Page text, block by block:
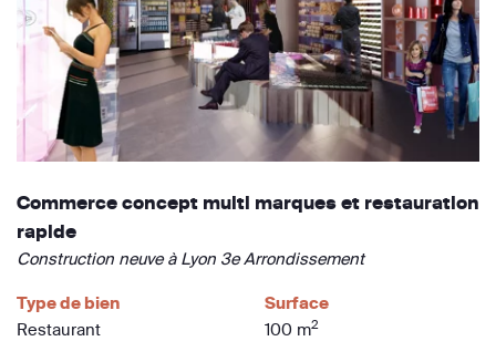
Commerce concept multi marques et restauration
rapide
Construction neuve à Lyon 3e Arrondissement
Type de bien
Restaurant
Surface
100 m2